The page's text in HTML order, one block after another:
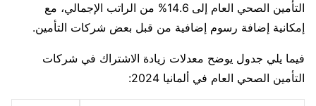
التأمين الصحي العام إلى 14.6% من الراتب الإجمالي، مع
إمكانية إضافة رسوم إضافية من قبل بعض شركات التأمين.
فيما يلي جدول يوضح معدلات زيادة الاشتراك في شركات
التأمين الصحي العام في ألمانيا 2024: